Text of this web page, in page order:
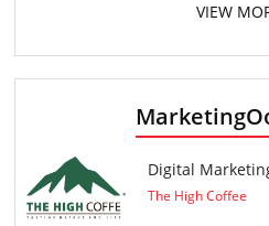
VIEW
Digital
The High Coffee